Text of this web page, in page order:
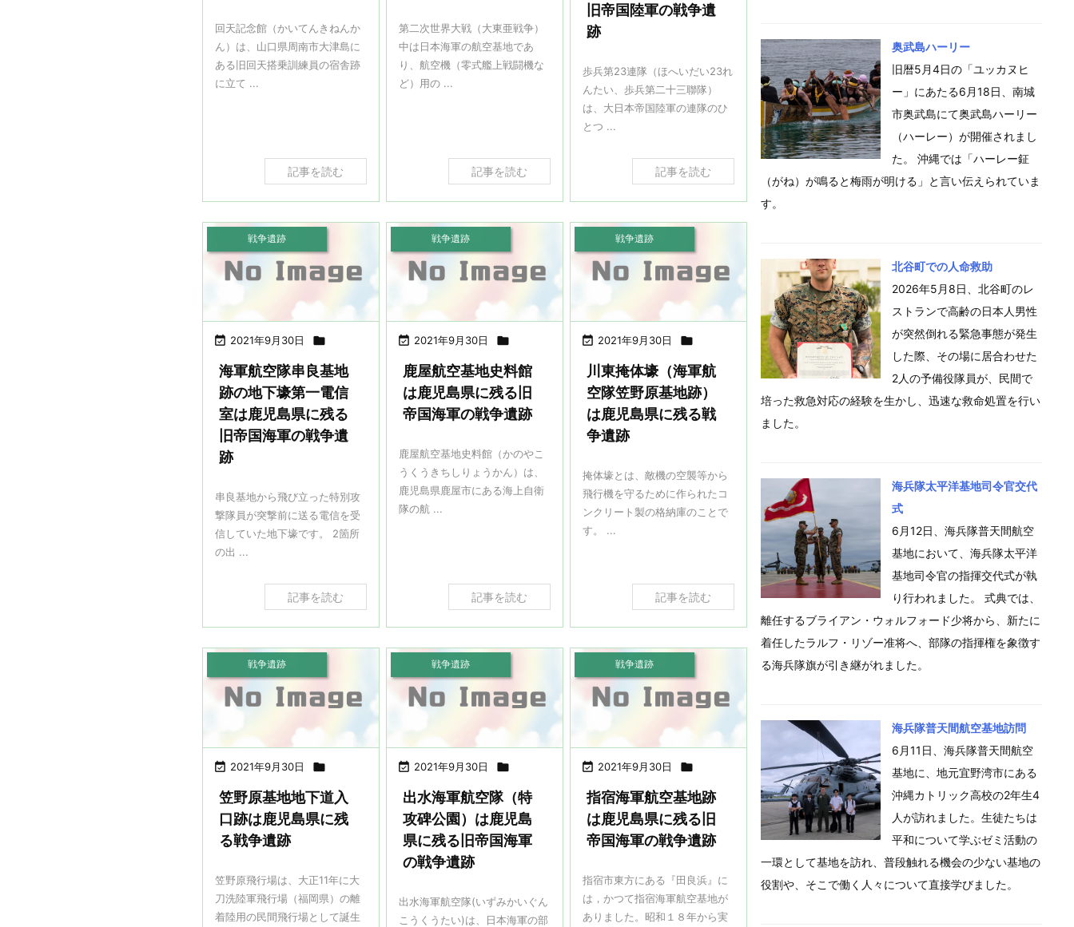
回天記念館（かいてんきねんか
ん）は、山口県周南市大津島に
ある旧回天搭乗訓練員の宿舎跡
に立て ...
記事を読む
第二次世界大戦（大東亜戦争）
中は日本海軍の航空基地であ
り、航空機（零式艦上戦闘機な
ど）用の ...
記事を読む
旧帝国陸軍の戦争遺
跡
歩兵第23連隊（ほへいだい23れ
んたい、歩兵第二十三聯隊）
は、大日本帝国陸軍の連隊のひ
とつ ...
記事を読む
 2021年9月30日 
戦争遺跡
海軍航空隊串良基地
跡の地下壕第一電信
室は鹿児島県に残る
旧帝国海軍の戦争遺
跡
串良基地から飛び立った特別攻
撃隊員が突撃前に送る電信を受
信していた地下壕です。 2箇所
の出 ...
記事を読む
 2021年9月30日 
戦争遺跡
鹿屋航空基地史料館
は鹿児島県に残る旧
帝国海軍の戦争遺跡
鹿屋航空基地史料館（かのやこ
うくうきちしりょうかん）は、
鹿児島県鹿屋市にある海上自衛
隊の航 ...
記事を読む
 2021年9月30日 
戦争遺跡
川東掩体壕（海軍航
空隊笠野原基地跡）
は鹿児島県に残る戦
争遺跡
掩体壕とは、敵機の空襲等から
飛行機を守るために作られたコ
ンクリート製の格納庫のことで
す。 ...
記事を読む
 2021年9月30日 
戦争遺跡
笠野原基地地下道入
口跡は鹿児島県に残
る戦争遺跡
笠野原飛行場は、大正11年に大
刀洗陸軍飛行場（福岡県）の離
着陸用の民間飛行場として誕生
 2021年9月30日 
戦争遺跡
出水海軍航空隊（特
攻碑公園）は鹿児島
県に残る旧帝国海軍
の戦争遺跡
出水海軍航空隊(いずみかいぐん
こうくうたい)は、日本海軍の部
 2021年9月30日 
戦争遺跡
指宿海軍航空基地跡
は鹿児島県に残る旧
帝国海軍の戦争遺跡
指宿市東方にある『田良浜』に
は，かつて指宿海軍航空基地が
ありました。昭和１８年から実
奥武島ハーリー
旧暦5月4日の「ユッカヌヒ
ー」にあたる6月18日、南城
市奥武島にて奥武島ハーリー
（ハーレー）が開催されまし
た。 沖縄では「ハーレー鉦
（がね）が鳴ると梅雨が明ける」と言い伝えられていま
す。
北谷町での人命救助
2026年5月8日、北谷町のレ
ストランで高齢の日本人男性
が突然倒れる緊急事態が発生
した際、その場に居合わせた
2人の予備役隊員が、民間で
培った救急対応の経験を生かし、迅速な救命処置を行い
ました。
海兵隊太平洋基地司令官交代
式
6月12日、海兵隊普天間航空
基地において、海兵隊太平洋
基地司令官の指揮交代式が執
り行われました。 式典では、
離任するブライアン・ウォルフォード少将から、新たに
着任したラルフ・リゾー准将へ、部隊の指揮権を象徴す
る海兵隊旗が引き継がれました。
海兵隊普天間航空基地訪問
6月11日、海兵隊普天間航空
基地に、地元宜野湾市にある
沖縄カトリック高校の2年生4
人が訪れました。生徒たちは
平和について学ぶゼミ活動の
一環として基地を訪れ、普段触れる機会の少ない基地の
役割や、そこで働く人々について直接学びました。